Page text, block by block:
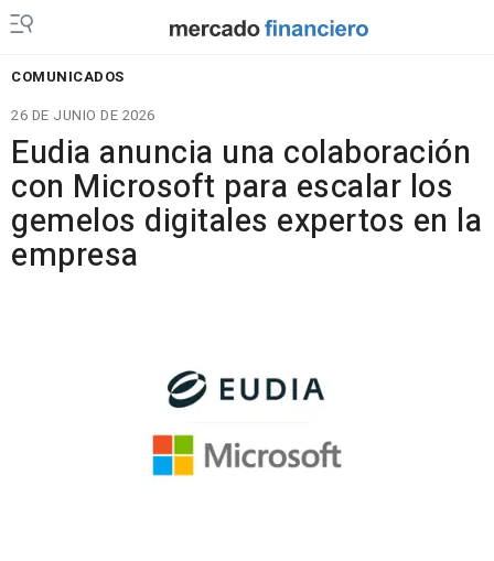
COMUNICADOS
26 DE JUNIO DE 2026
Eudia anuncia una colaboración
con Microsoft para escalar los
gemelos digitales expertos en la
empresa